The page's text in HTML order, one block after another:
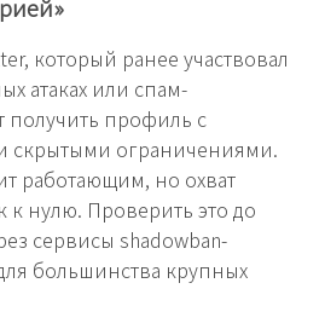
который ранее участвовал
атаках или спам-
получить профиль с
скрытыми ограничениями.
работающим, но охват
к нулю. Проверить это до
сервисы shadowban-
большинства крупных